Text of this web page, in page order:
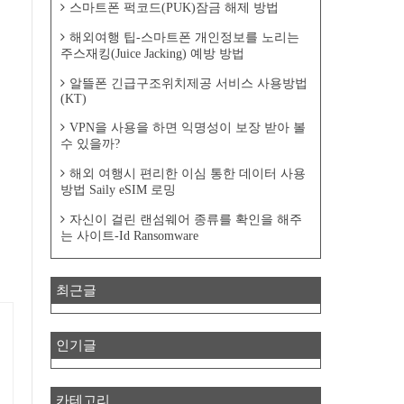
스마트폰 퍽코드(PUK)잠금 해제 방법
해외여행 팁-스마트폰 개인정보를 노리는
주스재킹(Juice Jacking) 예방 방법
알뜰폰 긴급구조위치제공 서비스 사용방법
(KT)
VPN을 사용을 하면 익명성이 보장 받아 볼
수 있을까?
해외 여행시 편리한 이심 통한 데이터 사용
방법 Saily eSIM 로밍
자신이 걸린 랜섬웨어 종류를 확인을 해주
는 사이트-Id Ransomware
최근글
인기글
카테고리